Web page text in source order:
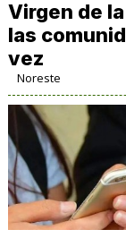
Virgen de
las
vez
Noreste